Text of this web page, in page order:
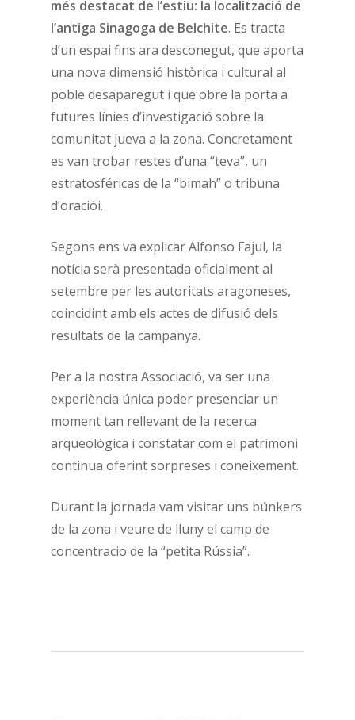
més destacat de l’estiu: la localització de
l’antiga Sinagoga de Belchite. Es tracta
d’un espai fins ara desconegut, que aporta
una nova dimensió històrica i cultural al
poble desaparegut i que obre la porta a
futures línies d’investigació sobre la
comunitat jueva a la zona. Concretament
es van trobar restes d’una “teva”, un
estratosféricas de la “bimah” o tribuna
d’oraciói.
Segons ens va explicar Alfonso Fajul, la
notícia serà presentada oficialment al
setembre per les autoritats aragoneses,
coincidint amb els actes de difusió dels
resultats de la campanya.
Per a la nostra Associació, va ser una
experiència única poder presenciar un
moment tan rellevant de la recerca
arqueològica i constatar com el patrimoni
continua oferint sorpreses i coneixement.
Durant la jornada vam visitar uns búnkers
de la zona i veure de lluny el camp de
concentracio de la “petita Rússia”.